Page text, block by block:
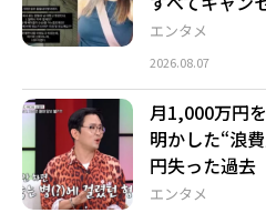
エンタメ
2026.08.07
エンタメ
月1,000万円
明かした“浪
円失った過去